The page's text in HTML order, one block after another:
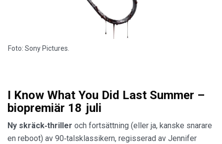
Foto: Sony Pictures.
I Know What You Did Last Summer –
biopremiär 18 juli
Ny skräck‑thriller och fortsättning (eller ja, kanske snarare
en reboot) av 90‑talsklassikern, regisserad av Jennifer